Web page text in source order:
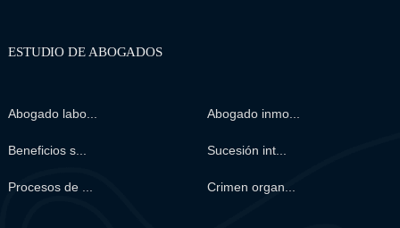
ESTUDIO DE ABOGADOS
Abogado labo... Abogado inmo...
Beneficios s... Sucesión int...
Procesos de ... Crimen organ...